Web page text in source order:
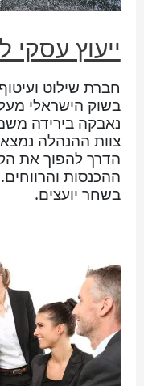
ייעוץ
חברת שילוט
נאבקה בירידה
צוות ההנהלה
הדרך להפוך את
ההכנסות
בשחר יועצים.